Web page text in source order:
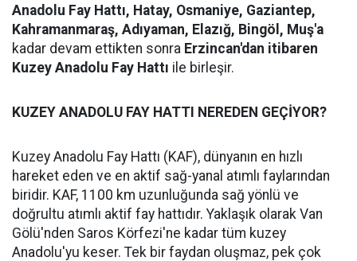
Anadolu Fay Hattı, Hatay, Osmaniye, Gaziantep,
Kahramanmaraş, Adıyaman, Elazığ, Bingöl, Muş'a
kadar devam ettikten sonra Erzincan'dan itibaren
Kuzey Anadolu Fay Hattı ile birleşir.
KUZEY ANADOLU FAY HATTI NEREDEN GEÇİYOR?
Kuzey Anadolu Fay Hattı (KAF), dünyanın en hızlı
hareket eden ve en aktif sağ-yanal atımlı faylarından
biridir. KAF, 1100 km uzunluğunda sağ yönlü ve
doğrultu atımlı aktif fay hattıdır. Yaklaşık olarak Van
Gölü'nden Saros Körfezi'ne kadar tüm kuzey
Anadolu'yu keser. Tek bir faydan oluşmaz, pek çok